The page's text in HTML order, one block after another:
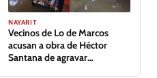
NAYARIT
Vecinos de Lo de Marcos
acusan a obra de Héctor
Santana de agravar